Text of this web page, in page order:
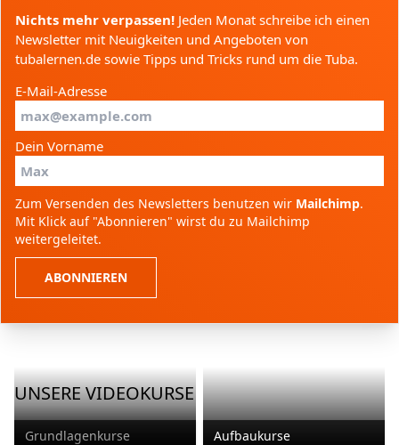
Nichts mehr verpassen! Jeden Monat schreibe ich einen
Newsletter mit Neuigkeiten und Angeboten von
tubalernen.de sowie Tipps und Tricks rund um die Tuba.
E-Mail-Adresse
Dein Vorname
Zum Versenden des Newsletters benutzen wir Mailchimp.
Mit Klick auf "Abonnieren" wirst du zu Mailchimp
weitergeleitet.
ABONNIEREN
UNSERE VIDEOKURSE
Grundlagen­­kurse Aufbau­kurse